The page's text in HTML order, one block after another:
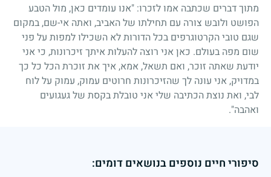
מתוך דברים שכתבה אמו לזכרו: "אנו עומדים כאן, מול הטבע
הפושט ולובש צורה עם תחילתו של האביב, ואתה אי-שם, במקום
שגם טובי הקרטוגרפים בכל הדורות לא השכילו למפות על פני
שום מפה בעולם. כאן אני רוצה להעלות איתך זיכרונות, כי אני
יודעת שאתה זוכר, ואם תשאל, אמא, איך את זוכרת הכל כל כך
במדויק, אני עונה לך שהזיכרונות חרוטים עמוק, עמוק על לוח
לבי, ואת נוצת הכתיבה שלי אני טובלת בקסת של געגועים
ואהבה".
סיפורי חיים נוספים בנושאים דומים: